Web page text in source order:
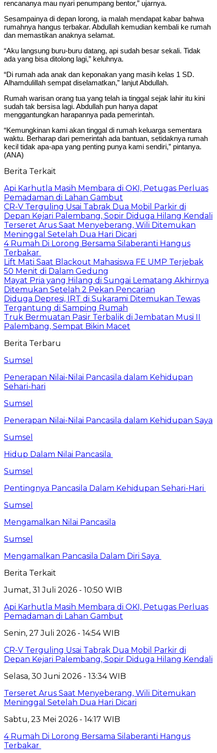
rencananya mau nyari penumpang bentor,” ujarnya.
Sesampainya di depan lorong, ia malah mendapat kabar bahwa
rumahnya hangus terbakar. Abdullah kemudian kembali ke rumah
dan memastikan anaknya selamat.
“Aku langsung buru-buru datang, api sudah besar sekali. Tidak
ada yang bisa ditolong lagi,” keluhnya.
“Di rumah ada anak dan keponakan yang masih kelas 1 SD.
Alhamdulillah sempat diselamatkan,” lanjut Abdullah.
Rumah warisan orang tua yang telah ia tinggal sejak lahir itu kini
sudah tak bersisa lagi. Abdullah pun hanya dapat
menggantungkan harapannya pada pemerintah.
“Kemungkinan kami akan tinggal di rumah keluarga sementara
waktu. Berharap dari pemerintah ada bantuan, setidaknya rumah
kecil tidak apa-apa yang penting punya kami sendiri,” pintanya.
(ANA)
Berita Terkait
Api Karhutla Masih Membara di OKI, Petugas Perluas
Pemadaman di Lahan Gambut
CR-V Terguling Usai Tabrak Dua Mobil Parkir di
Depan Kejari Palembang, Sopir Diduga Hilang Kendali
Terseret Arus Saat Menyeberang, Wili Ditemukan
Meninggal Setelah Dua Hari Dicari
4 Rumah Di Lorong Bersama Silaberanti Hangus
Terbakar
Lift Mati Saat Blackout Mahasiswa FE UMP Terjebak
50 Menit di Dalam Gedung
Mayat Pria yang Hilang di Sungai Lematang Akhirnya
Ditemukan Setelah 2 Pekan Pencarian
Diduga Depresi, IRT di Sukarami Ditemukan Tewas
Tergantung di Samping Rumah
Truk Bermuatan Pasir Terbalik di Jembatan Musi II
Palembang, Sempat Bikin Macet
Berita Terbaru
Sumsel
Penerapan Nilai-Nilai Pancasila dalam Kehidupan
Sehari-hari
Sumsel
Penerapan Nilai-Nilai Pancasila dalam Kehidupan Saya
Sumsel
Hidup Dalam Nilai Pancasila
Sumsel
Pentingnya Pancasila Dalam Kehidupan Sehari-Hari
Sumsel
Mengamalkan Nilai Pancasila
Sumsel
Mengamalkan Pancasila Dalam Diri Saya
Berita Terkait
Jumat, 31 Juli 2026 - 10:50 WIB
Api Karhutla Masih Membara di OKI, Petugas Perluas
Pemadaman di Lahan Gambut
Senin, 27 Juli 2026 - 14:54 WIB
CR-V Terguling Usai Tabrak Dua Mobil Parkir di
Depan Kejari Palembang, Sopir Diduga Hilang Kendali
Selasa, 30 Juni 2026 - 13:34 WIB
Terseret Arus Saat Menyeberang, Wili Ditemukan
Meninggal Setelah Dua Hari Dicari
Sabtu, 23 Mei 2026 - 14:17 WIB
4 Rumah Di Lorong Bersama Silaberanti Hangus
Terbakar